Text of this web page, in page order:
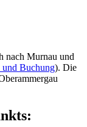
nach Murnau und
und Buchung). Die